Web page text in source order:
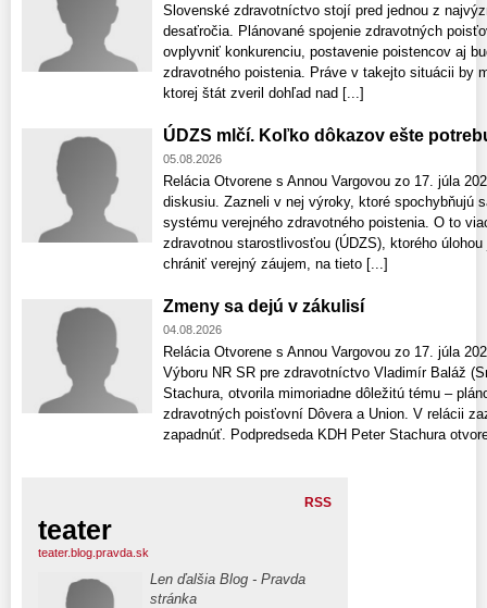
Slovenské zdravotníctvo stojí pred jednou z
desaťročia. Plánované spojenie zdravotných
ovplyvniť konkurenciu, postavenie poistencov aj
zdravotného poistenia. Práve v takejto situácii by
ktorej štát zveril dohľad nad [...]
ÚDZS mlčí. Koľko dôkazov ešte
05.08.2026
Relácia Otvorene s Annou Vargovou zo 17. júla
diskusiu. Zazneli v nej výroky, ktoré spochybňujú
systému verejného zdravotného poistenia. O to
zdravotnou starostlivosťou (ÚDZS), ktorého
chrániť verejný záujem, na tieto [...]
Zmeny sa dejú v zákulisí
04.08.2026
Relácia Otvorene s Annou Vargovou zo 17. júla
Výboru NR SR pre zdravotníctvo Vladimír Baláž
Stachura, otvorila mimoriadne dôležitú tému –
zdravotných poisťovní Dôvera a Union. V relácii
zapadnúť. Podpredseda KDH Peter Stachura
RSS
teater
teater.blog.pravda.sk
Len ďalšia Blog - Pravda
stránka